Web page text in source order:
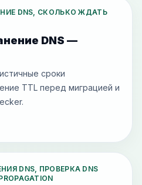
DNS, СКОЛЬКО ЖДАТЬ
DNS —
сроки
TTL перед миграцией и
DNS, ПРОВЕРКА DNS